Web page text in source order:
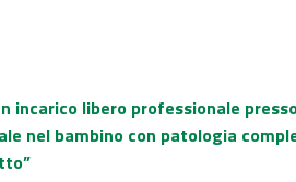
libero professionale
nel bambino con patologia